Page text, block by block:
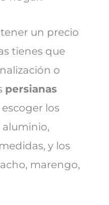
un precio
tienes que
o
persianas
los
aluminio,
y los
marengo,